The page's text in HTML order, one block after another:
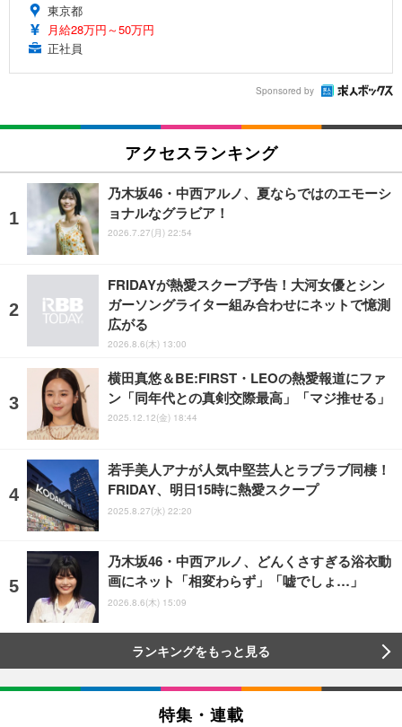
東京都
月給28万円～50万円
正社員
Sponsored by
アクセスランキング
乃木坂46・中西アルノ、夏ならではのエモーシ
ョナルなグラビア！
2026.7.27(月) 22:54
FRIDAYが熱愛スクープ予告！大河女優とシン
ガーソングライター組み合わせにネットで憶測
広がる
2026.8.6(木) 13:00
横田真悠＆BE:FIRST・LEOの熱愛報道にファ
ン「同年代との真剣交際最高」「マジ推せる」
2025.12.12(金) 18:44
若手美人アナが人気中堅芸人とラブラブ同棲！
FRIDAY、明日15時に熱愛スクープ
2025.8.27(水) 22:20
乃木坂46・中西アルノ、どんくさすぎる浴衣動
画にネット「相変わらず」「嘘でしょ…」
2026.8.6(木) 15:09
ランキングをもっと見る
特集・連載